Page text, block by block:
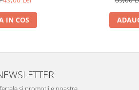
IN COS